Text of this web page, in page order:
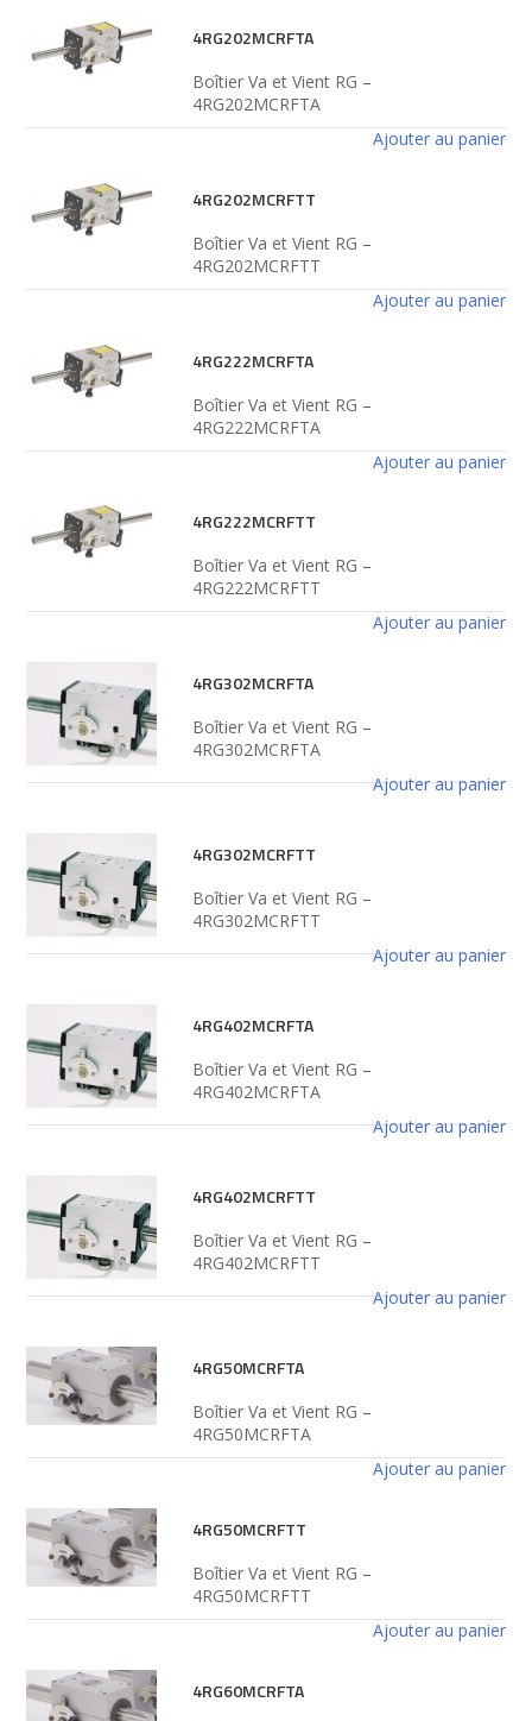
4RG202MCRFTA
Boîtier Va et Vient RG –
4RG202MCRFTA
Ajouter au panier
4RG202MCRFTT
Boîtier Va et Vient RG –
4RG202MCRFTT
Ajouter au panier
4RG222MCRFTA
Boîtier Va et Vient RG –
4RG222MCRFTA
Ajouter au panier
4RG222MCRFTT
Boîtier Va et Vient RG –
4RG222MCRFTT
Ajouter au panier
4RG302MCRFTA
Boîtier Va et Vient RG –
4RG302MCRFTA
Ajouter au panier
4RG302MCRFTT
Boîtier Va et Vient RG –
4RG302MCRFTT
Ajouter au panier
4RG402MCRFTA
Boîtier Va et Vient RG –
4RG402MCRFTA
Ajouter au panier
4RG402MCRFTT
Boîtier Va et Vient RG –
4RG402MCRFTT
Ajouter au panier
4RG50MCRFTA
Boîtier Va et Vient RG –
4RG50MCRFTA
Ajouter au panier
4RG50MCRFTT
Boîtier Va et Vient RG –
4RG50MCRFTT
Ajouter au panier
4RG60MCRFTA